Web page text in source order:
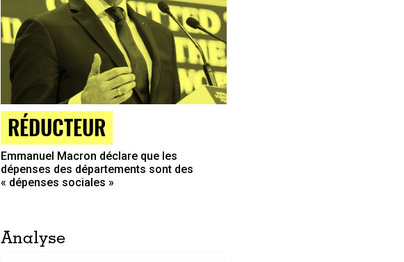
RÉDUCTEUR
Emmanuel Macron déclare que les
dépenses des départements sont des
« dépenses sociales »
Analyse